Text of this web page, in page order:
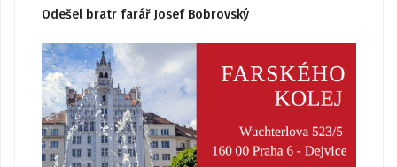
Odešel bratr farář Josef Bobrovský